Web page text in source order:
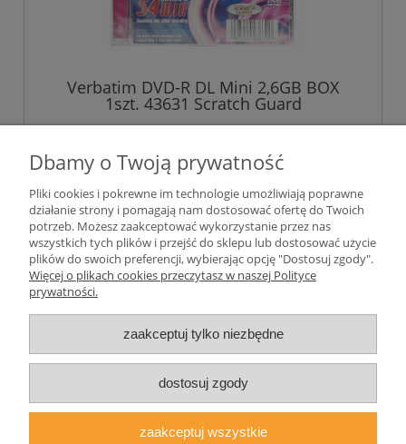
Verbatim DVD-R DL Mini 2,6GB BOX
1szt. 43631 Scratch Guard
7,00 zł
Cena netto: 5,69 zł
Pomoc
Moje konto
Płatności i dostawa
Informacje
Dbamy o Twoją prywatność
Pliki cookies i pokrewne im technologie umożliwiają poprawne
działanie strony i pomagają nam dostosować ofertę do Twoich
potrzeb. Możesz zaakceptować wykorzystanie przez nas
wszystkich tych plików i przejść do sklepu lub dostosować użycie
plików do swoich preferencji, wybierając opcję "Dostosuj zgody".
Więcej o plikach cookies przeczytasz w naszej Polityce
prywatności.
zaakceptuj tylko niezbędne
dostosuj zgody
zaakceptuj wszystkie